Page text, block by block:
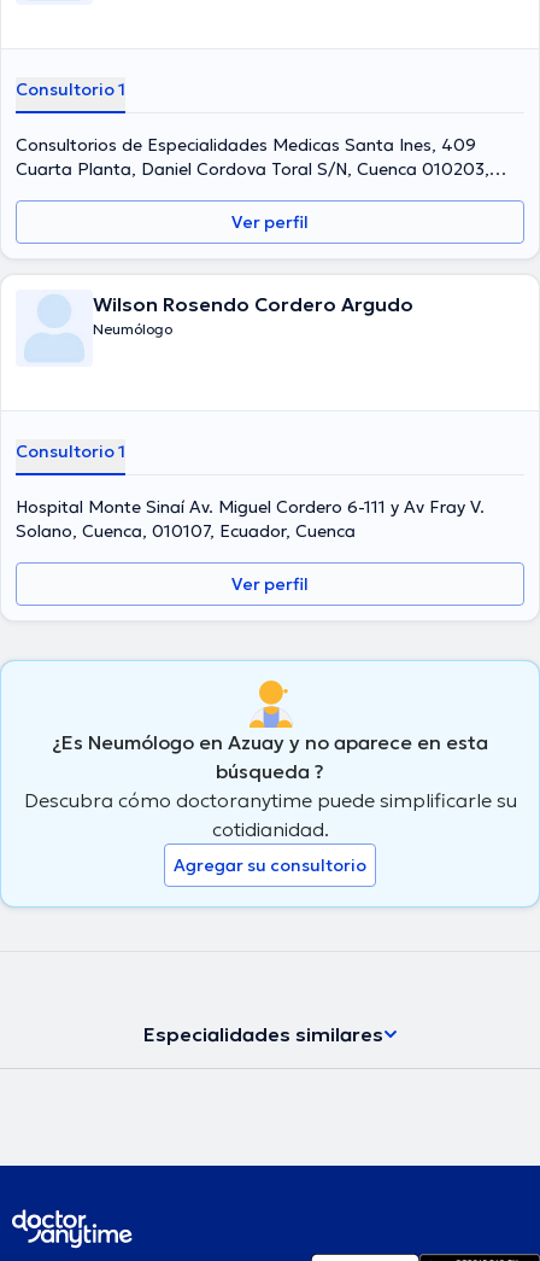
Consultorio 1
Consultorios de Especialidades Medicas Santa Ines, 409
Cuarta Planta, Daniel Cordova Toral S/N, Cuenca 010203,
Ver perfil
Wilson Rosendo Cordero Argudo
Neumólogo
Consultorio 1
Hospital Monte Sinaí Av. Miguel Cordero 6-111 y Av Fray V.
Solano, Cuenca, 010107, Ecuador, Cuenca
Ver perfil
¿Es Neumólogo en Azuay y no aparece en esta
búsqueda ?
Descubra cómo doctoranytime puede simplificarle su
cotidianidad.
Agregar su consultorio
Especialidades similares